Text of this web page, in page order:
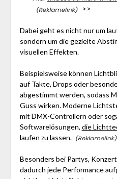
>>
Dabei geht es nicht nur um
sondern um die gezielte
visuellen Effekten.
Beispielsweise können
auf Takte, Drops oder
abgestimmt werden, sodass
Guss wirken. Moderne
mit DMX-Controllern oder
Softwarelösungen, die
laufen zu lassen.
Besonders bei Partys,
dadurch jede Performance